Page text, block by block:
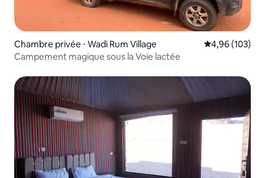
Chambre privée ⋅ Wadi Rum Village Évaluation
4,96 (103)
Campement magique sous la Voie lactée